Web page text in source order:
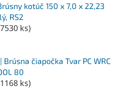
kotúč 150 x 7,0 x 22,23
RS2
7530 ks)
Brúsna čiapočka Tvar PC WRC
80
1168 ks)